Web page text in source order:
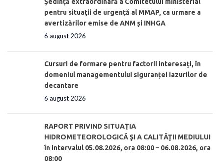
pentru situaţii de urgenţă al MMAP, ca urmare a
avertizărilor emise de ANM și INHGA
6 august 2026
Cursuri de formare pentru factorii interesați, în
domeniul managementului siguranței iazurilor de
decantare
6 august 2026
RAPORT PRIVIND SITUAŢIA
HIDROMETEOROLOGICĂ ŞI A CALITĂŢII MEDIULUI
în intervalul 05.08.2026, ora 08:00 – 06.08.2026, ora
08:00